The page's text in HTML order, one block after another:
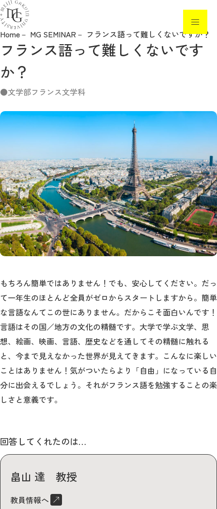
ニュース
入試制度・日程
入試要項・各種手続き
イベント・見学
高校教員の方へ
白金の丘奨学金
参考情報
公式サイト
Home MG SEMINAR フランス語って難しくないですか？
フランス語って難しくないです
か？
文学部フランス文学科
もちろん簡単ではありません！でも、安心してください。だっ
て一年生のほとんど全員がゼロからスタートしますから。簡単
な言語なんてこの世にありません。だからこそ面白いんです！
言語はその国／地方の文化の精髄です。大学で学ぶ文学、思
想、絵画、映画、言語、歴史などを通してその精髄に触れる
と、今まで見えなかった世界が見えてきます。こんなに楽しい
ことはありません！気がついたらより「自由」になっている自
分に出会えるでしょう。それがフランス語を勉強することの楽
しさと意義です。
回答してくれたのは…
畠山 達 教授
教員情報へ